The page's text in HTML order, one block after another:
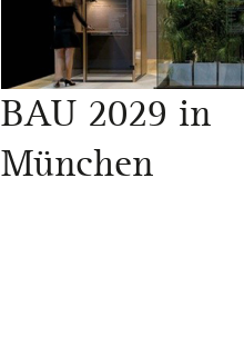
BAU 2029 in
München